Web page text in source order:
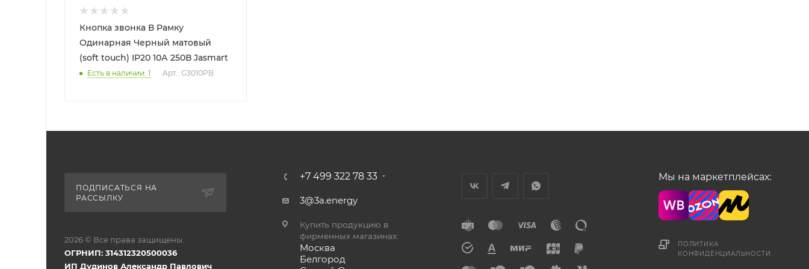
Кнопка звонка В Рамку
Одинарная Черный матовый
(soft touch) IP20 10А 250В Jasmart
Есть в наличии: 1 Арт.: G3010PB
ПОДПИСАТЬСЯ НА
РАССЫЛКУ
2026 © Все права защищены.
ОГРНИП: 314312320500036
ИП Дудинов Александр Павлович
+7 499 322 78 33
3@3a.energy
Купить продукцию в
фирменных магазинах:
Москва
Белгород
Мы на маркетплейсах:
ПОЛИТИКА
КОНФИДЕНЦИАЛЬНОСТИ